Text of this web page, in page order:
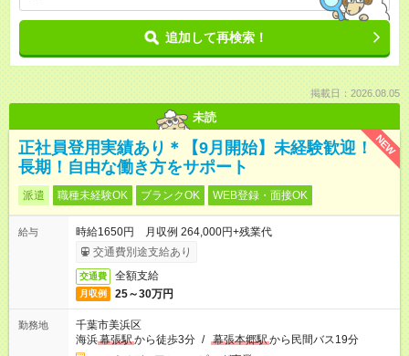
追加して再検索！
掲載日：2026.08.05
未読
NEW
正社員登用実績あり＊【9月開始】未経験歓迎！
長期！自由な働き方をサポート
派遣 職種未経験OK ブランクOK WEB登録・面接OK
給与
時給1650円 月収例 264,000円+残業代
交通費別途支給あり
交通費 全額支給
月収例 25～30万円
勤務地
千葉市美浜区
海浜幕張駅から徒歩3分 / 幕張本郷駅から民間バス19分